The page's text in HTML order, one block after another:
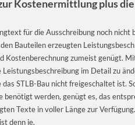
Kostenermittlung plus
für die Ausschreibung noch
Bauteilen erzeugten
Kostenberechnung zumeist genügt.
Leistungsbeschreibung im Detail zu
STLB-Bau nicht freigeschaltet ist.
benötigt werden, genügt es, das
Texte in voller Länge zur
denn je.